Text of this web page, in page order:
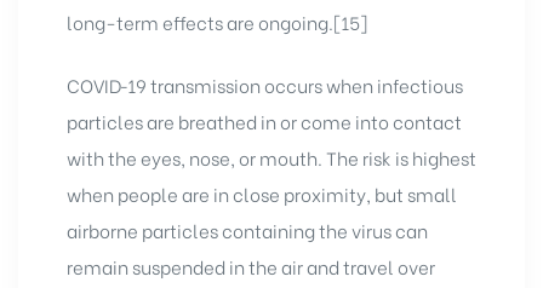
long-term effects are ongoing.[15]
COVID‑19 transmission occurs when infectious
particles are breathed in or come into contact
with the eyes, nose, or mouth. The risk is highest
when people are in close proximity, but small
airborne particles containing the virus can
remain suspended in the air and travel over